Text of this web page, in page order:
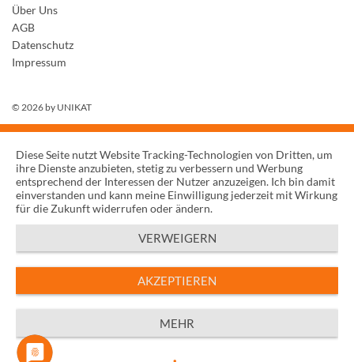
Über Uns
AGB
Datenschutz
Impressum
© 2026 by UNIKAT
Diese Seite nutzt Website Tracking-Technologien von Dritten, um
ihre Dienste anzubieten, stetig zu verbessern und Werbung
entsprechend der Interessen der Nutzer anzuzeigen. Ich bin damit
einverstanden und kann meine Einwilligung jederzeit mit Wirkung
für die Zukunft widerrufen oder ändern.
VERWEIGERN
AKZEPTIEREN
MEHR